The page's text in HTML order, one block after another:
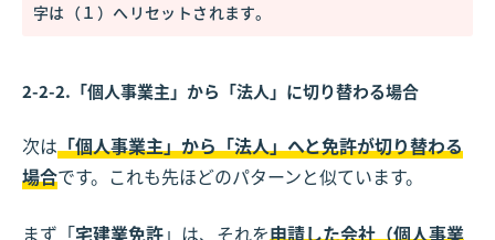
字は（１）へリセットされます。
2-2-2.「個人事業主」から「法人」に切り替わる場合
次は「個人事業主」から「法人」へと免許が切り替わる
場合です。これも先ほどのパターンと似ています。
まず「宅建業免許」は、それを申請した会社（個人事業